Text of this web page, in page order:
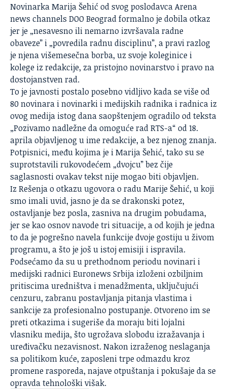
Novinarka Marija Šehić od svog poslodavca Arena
news channels DOO Beograd formalno je dobilaotkaz
jer je „nesavesno ili nemarno izvršavala radne
obaveze” i „povredila radnu disciplinu”, a pravi razlog
je njena višemesečna borba, uz svoje koleginice i
kolege iz redakcije, za pristojno novinarstvo i pravo na
dostojanstven rad.
To je javnosti postalo posebno vidljivo kada se više od
80 novinara i novinarki i medijskih radnika i radnica iz
ovog medija istog dana saopštenjem ogradilo od teksta
„Pozivamo nadležne da omoguće rad RTS-a“ od 18.
aprila objavljenog u ime redakcije, a bez njenog znanja.
Potpisnici, među kojima je i Marija Šehić, tako su se
suprotstavili rukovodećem „dvojcu” bez čije
saglasnosti ovakav tekst nije mogao biti objavljen.
Iz Rešenja o otkazu ugovora o radu Marije Šehić, u koji
smo imali uvid, jasno je da se drakonski potez,
ostavljanje bez posla, zasniva na drugim pobudama,
jer se kao osnov navode tri situacije, a od kojih je jedna
to da je pogrešno navela funkcije dvoje gostiju u živom
programu, a što je još u istoj emisiji i ispravila.
Podsećamo da su u prethodnom periodu novinari i
medijski radnici Euronews Srbija izloženi ozbiljnim
pritiscima uredništva i menadžmenta, uključujući
cenzuru, zabranu postavljanja pitanja vlastima i
sankcije za profesionalno postupanje. Otvoreno im se
preti otkazima i sugeriše da moraju biti lojalni
vlasniku medija, što ugrožava slobodu izražavanja i
uređivačku nezavisnost. Nakon izraženog neslaganja
sa politikom kuće, zaposleni trpe odmazdu kroz
promene rasporeda, najave otpuštanja i pokušaje da se
opravda tehnološki višak.